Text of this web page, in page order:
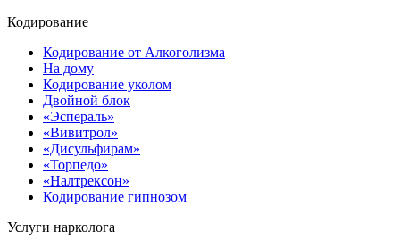
Кодирование
Кодирование от Алкоголизма
На дому
Кодирование уколом
Двойной блок
«Эспераль»
«Вивитрол»
«Дисульфирам»
«Торпедо»
«Налтрексон»
Кодирование гипнозом
Услуги нарколога